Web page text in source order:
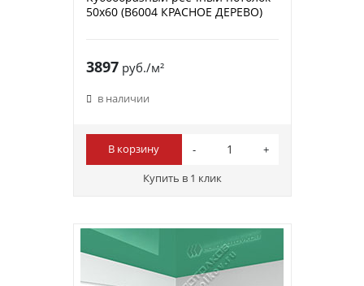
50х60 (B6004 КРАСНОЕ ДЕРЕВО)
3897руб./м²
в наличии
В корзину
Купить в 1 клик